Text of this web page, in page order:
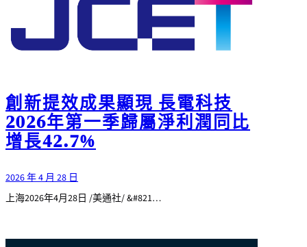
創新提效成果顯現 長電科技
2026年第一季歸屬淨利潤同比
增長42.7%
2026 年 4 月 28 日
上海2026年4月28日 /美通社/ &#821…